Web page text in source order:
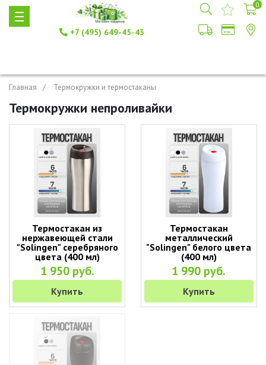
+7 (495) 649-45-43
0
Главная Термокружки и термостаканы
Термокружки непроливайки
Термостакан из
нержавеющей стали
"Solingen" серебряного
цвета (400 мл)
1 950 руб.
Купить
Термостакан
металлический
"Solingen" белого цвета
(400 мл)
1 990 руб.
Купить